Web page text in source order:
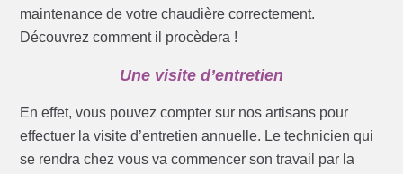
maintenance de votre chaudière correctement.
Découvrez comment il procèdera !
Une visite d’entretien
En effet, vous pouvez compter sur nos artisans pour
effectuer la visite d’entretien annuelle. Le technicien qui
se rendra chez vous va commencer son travail par la